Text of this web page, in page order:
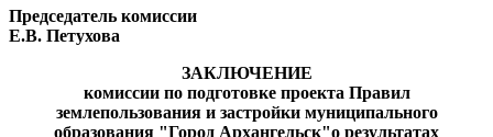
Председатель комиссии
Е.В. Петухова
ЗАКЛЮЧЕНИЕ
комиссии по подготовке проекта Правил
землепользования и застройки муниципального
образования "Город Архангельск"о результатах